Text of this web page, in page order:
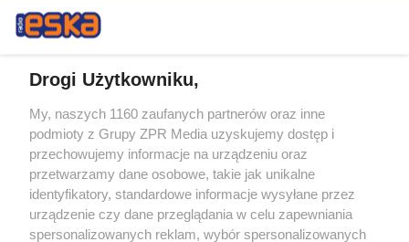
Żaden utwór zamieszczony w serwisie nie może być powielany i
rozpowszechniany lub dalej rozpowszechniany w jakikolwiek sposób (w
tym także elektroniczny lub mechaniczny) na jakimkolwiek polu
eksploatacji w jakiejkolwiek formie, włącznie z umieszczaniem w
Internecie bez pisemnej zgody właściciela praw. Jakiekolwiek użycie lub
wykorzystanie utworów w całości lub w części z naruszeniem prawa,
tzn. bez właściwej zgody, jest zabronione pod groźbą kary i może być
ścigane prawnie.
Drogi Użytkowniku,
My, naszych 1160 zaufanych partnerów oraz inne
podmioty z Grupy ZPR Media uzyskujemy dostęp i
przechowujemy informacje na urządzeniu oraz
przetwarzamy dane osobowe, takie jak unikalne
identyfikatory, standardowe informacje wysyłane przez
urządzenie czy dane przeglądania w celu zapewniania
spersonalizowanych reklam, wybór spersonalizowanych